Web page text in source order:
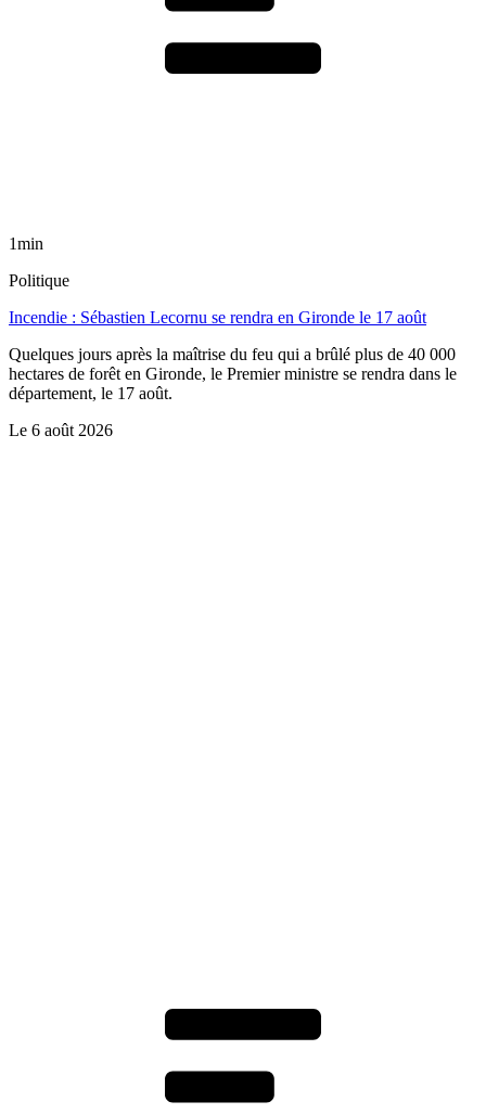
1min
Politique
Incendie : Sébastien Lecornu se rendra en Gironde le 17 août
Quelques jours après la maîtrise du feu qui a brûlé plus de 40 000
hectares de forêt en Gironde, le Premier ministre se rendra dans le
département, le 17 août.
Le 6 août 2026